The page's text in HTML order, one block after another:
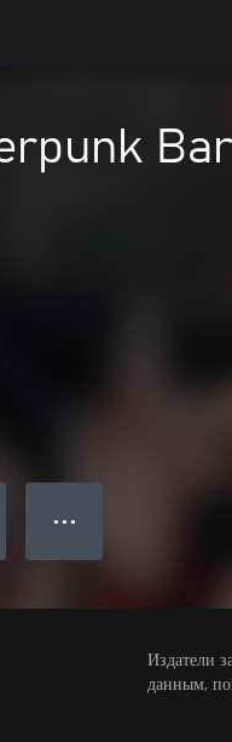
● ● ●
Издатели
данным,